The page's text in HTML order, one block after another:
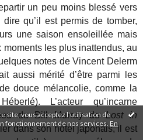
site, vous acceptez l'utilisation de
fonctionnement de nos services. En
un peu moins blessé vers
dire qu’il est permis de tomber,
une saison ensoleillée mais
les plus inattendus, au
notes de Vincent Delerm
aussi mérité d’être parmi les
douce mélancolie, comme la
L’acteur qu’incarne
du Bill Murray deLost in
dans son hôtel japonais, il est